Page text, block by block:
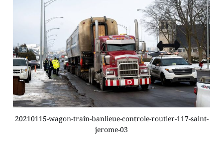
20210115-wagon-train-banlieue-controle-routier-117-saint-
jerome-03